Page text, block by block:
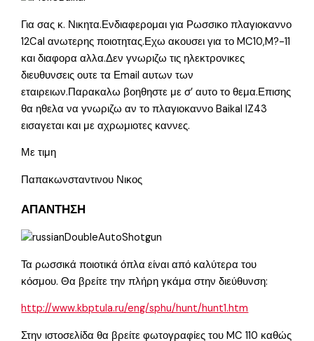
Για σας κ. Νικητα.Ενδιαφερομαι για Ρωσσικο πλαγιοκαννο
12Cal ανωτερης ποιοτητας.Εχω ακουσει για το MC10,M?-11
και διαφορα αλλα.Δεν γνωριζω τις ηλεκτρονικες
διευθυνσεις ουτε τα Εmail αυτων των
εταιρειων.Παρακαλω βοηθηστε με σ’ αυτο το θεμα.Επισης
θα ηθελα να γνωριζω αν το πλαγιοκαννο Baikal IZ43
εισαγεται και με αχρωμιοτες καννες.
Με τιμη
Παπακωνσταντινου Νικος
ΑΠΑΝΤΗΣΗ
Τα ρωσσικά ποιοτικά όπλα είναι από καλύτερα του
κόσμου. Θα βρείτε την πλήρη γκάμα στην διεύθυνση:
http://www.kbptula.ru/eng/sphu/hunt/hunt1.htm
Στην ιστοσελίδα θα βρείτε φωτογραφίες του MC 110 καθώς